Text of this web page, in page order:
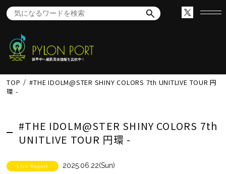
世界中へ最新音楽情報を出航中！
TOP
#THE IDOLM@STER SHINY COLORS 7th UNITLIVE TOUR 円
環 -
#THE IDOLM@STER SHINY COLORS 7th
UNITLIVE TOUR 円環 -
Live Report 2025.06.22(Sun)